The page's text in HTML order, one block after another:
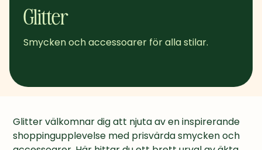
Glitter
Smycken och accessoarer för alla stilar.
Glitter välkomnar dig att njuta av en inspirerande
shoppingupplevelse med prisvärda smycken och